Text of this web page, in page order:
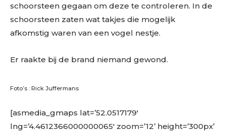
schoorsteen gegaan om deze te controleren. In de
schoorsteen zaten wat takjes die mogelijk
afkomstig waren van een vogel nestje.
Er raakte bij de brand niemand gewond.
Foto’s : Rick Juffermans
[asmedia_gmaps lat=’52.0517179′
lng=’4.4612366000000065′ zoom=’12’ height=’300px’